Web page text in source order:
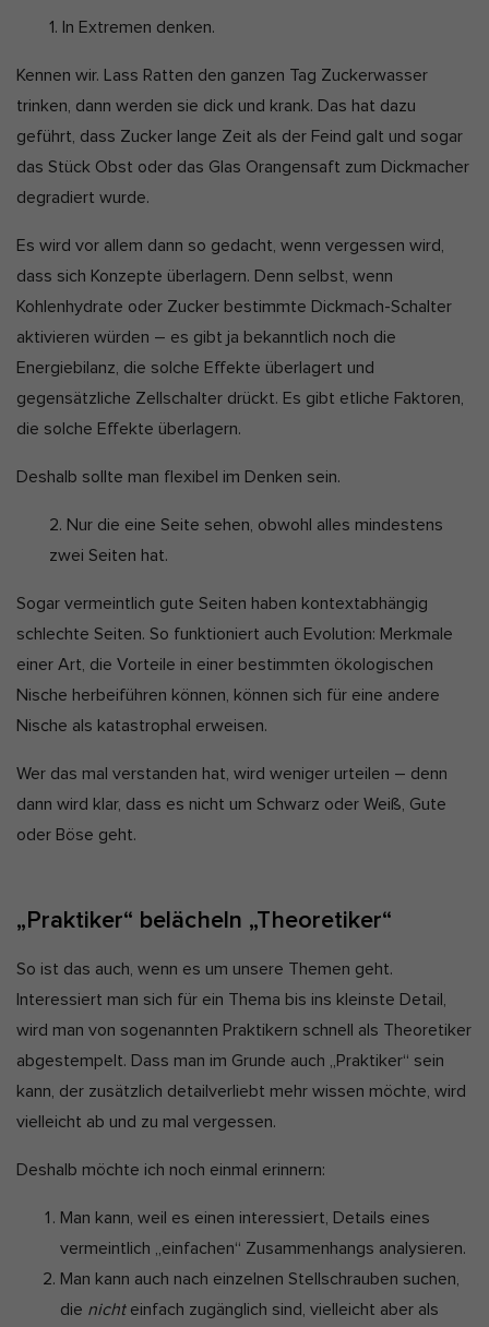
D
e
t
u
a
l
:
1. In Extremen denken.
Kennen wir. Lass Ratten den ganzen Tag Zuckerwasser
trinken, dann werden sie dick und krank. Das hat dazu
geführt, dass Zucker lange Zeit als der Feind galt und sogar
das Stück Obst oder das Glas Orangensaft zum Dickmacher
degradiert wurde.
Es wird vor allem dann so gedacht, wenn vergessen wird,
dass sich Konzepte überlagern. Denn selbst, wenn
Kohlenhydrate oder Zucker bestimmte Dickmach-Schalter
aktivieren würden – es gibt ja bekanntlich noch die
Energiebilanz, die solche Effekte überlagert und
gegensätzliche Zellschalter drückt. Es gibt etliche Faktoren,
die solche Effekte überlagern.
Deshalb sollte man flexibel im Denken sein.
2. Nur die eine Seite sehen, obwohl alles mindestens
zwei Seiten hat.
Sogar vermeintlich gute Seiten haben kontextabhängig
schlechte Seiten. So funktioniert auch Evolution: Merkmale
einer Art, die Vorteile in einer bestimmten ökologischen
Nische herbeiführen können, können sich für eine andere
Nische als katastrophal erweisen.
Wer das mal verstanden hat, wird weniger urteilen – denn
dann wird klar, dass es nicht um Schwarz oder Weiß, Gute
oder Böse geht.
„Praktiker“ belächeln „Theoretiker“
So ist das auch, wenn es um unsere Themen geht.
Interessiert man sich für ein Thema bis ins kleinste Detail,
wird man von sogenannten Praktikern schnell als Theoretiker
abgestempelt. Dass man im Grunde auch „Praktiker“ sein
kann, der zusätzlich detailverliebt mehr wissen möchte, wird
vielleicht ab und zu mal vergessen.
Deshalb möchte ich noch einmal erinnern:
Man kann, weil es einen interessiert, Details eines
vermeintlich „einfachen“ Zusammenhangs analysieren.
Man kann auch nach einzelnen Stellschrauben suchen,
die nichteinfach zugänglich sind, vielleicht aber als
Marketing-Cookies werden von Drittanbietern oder Publishern
indem sie Besucher über Websites hinweg verfolgen.
Cookie-Informationen anzeigen
Externe Medien (2)
Inhalte von Videoplattformen und Social-Media-Plattformen werden
standardmäßig blockiert. Wenn Cookies von externen Medien
Cookie-Informationen anzeigen
Datenschutzerklärung Impressum